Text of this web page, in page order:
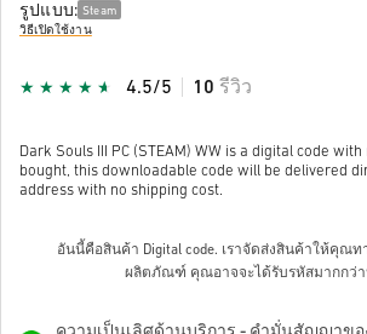
รูปแบบ: Steam
วิธีเปิดใช้งาน
4.5/5 10 รีวิว
Dark Souls III PC (STEAM) WW is a digital code
bought, this downloadable code will be delivered
address with no shipping cost.
อันนี้คือสินค้า Digital code. เราจัดส่งสินค้าให้คุณท
ผลิตภัณฑ์ คุณอาจจะได้รับรหัสมากกว่า